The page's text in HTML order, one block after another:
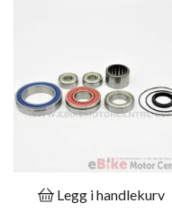
Legg i handlekurv